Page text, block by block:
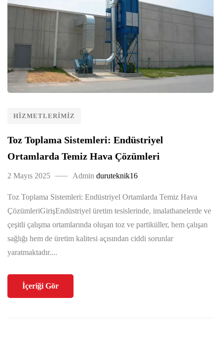
HIZMETLERIMIZ
Toz Toplama Sistemleri: Endüstriyel
Ortamlarda Temiz Hava Çözümleri
2 Mayıs 2025 Admin duruteknik16
Toz Toplama Sistemleri: Endüstriyel Ortamlarda Temiz Hava
ÇözümleriGirişEndüstriyel üretim tesislerinde, imalathanelerde ve
çeşitli çalışma ortamlarında oluşan toz ve partiküller, hem çalışan
sağlığı hem de üretim kalitesi açısından ciddi sorunlar
yaratmaktadır....
İçeriği Gör